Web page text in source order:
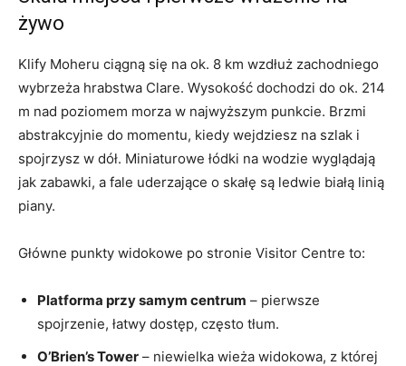
żywo
Klify Moheru ciągną się na ok. 8 km wzdłuż zachodniego
wybrzeża hrabstwa Clare. Wysokość dochodzi do ok. 214
m nad poziomem morza w najwyższym punkcie. Brzmi
abstrakcyjnie do momentu, kiedy wejdziesz na szlak i
spojrzysz w dół. Miniaturowe łódki na wodzie wyglądają
jak zabawki, a fale uderzające o skałę są ledwie białą linią
piany.
Główne punkty widokowe po stronie Visitor Centre to:
Platforma przy samym centrum – pierwsze
spojrzenie, łatwy dostęp, często tłum.
O’Brien’s Tower – niewielka wieża widokowa, z której